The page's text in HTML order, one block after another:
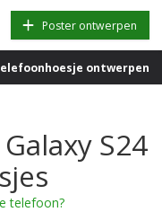
Poster ontwerpen
ontwerpen
S24
telefoon?